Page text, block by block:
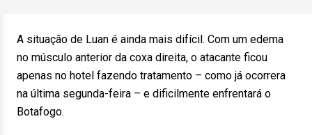
A situação de Luan é ainda mais difícil. Com um edema
no músculo anterior da coxa direita, o atacante ficou
apenas no hotel fazendo tratamento – como já ocorrera
na última segunda-feira – e dificilmente enfrentará o
Botafogo.